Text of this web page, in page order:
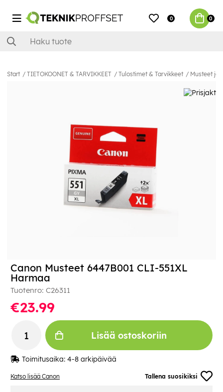
0 0
Start TIETOKOONET & TARVIKKEET Tulostimet & Tarvikkeet Musteet ja
Katso lisää Canon Tallena suosikiksi
Canon Musteet 6447B001 CLI-551XL
Harmaa
Tuotenro: C26311
€23.99
Lisää ostoskoriin
Toimitusaika: 4-8 arkipäivää